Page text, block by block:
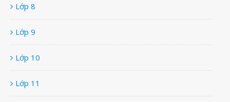
Lớp 8
Lớp 9
Lớp 10
Lớp 11